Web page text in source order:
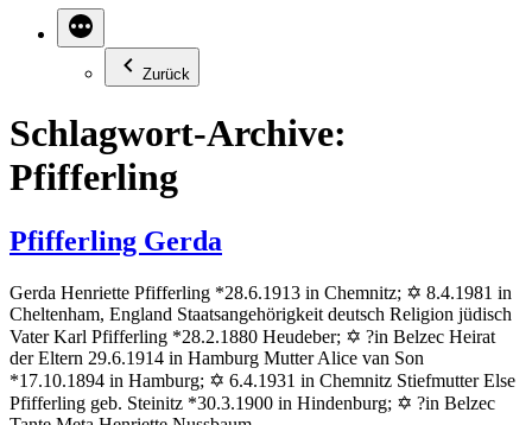
Zurück
Schlagwort-Archive:
Pfifferling
Pfifferling Gerda
Gerda Henriette Pfifferling *28.6.1913 in Chemnitz; ✡ 8.4.1981 in
Cheltenham, England Staatsangehörigkeit deutsch Religion jüdisch
Vater Karl Pfifferling *28.2.1880 Heudeber; ✡ ?in Belzec Heirat
der Eltern 29.6.1914 in Hamburg Mutter Alice van Son
*17.10.1894 in Hamburg; ✡ 6.4.1931 in Chemnitz Stiefmutter Else
Pfifferling geb. Steinitz *30.3.1900 in Hindenburg; ✡ ?in Belzec